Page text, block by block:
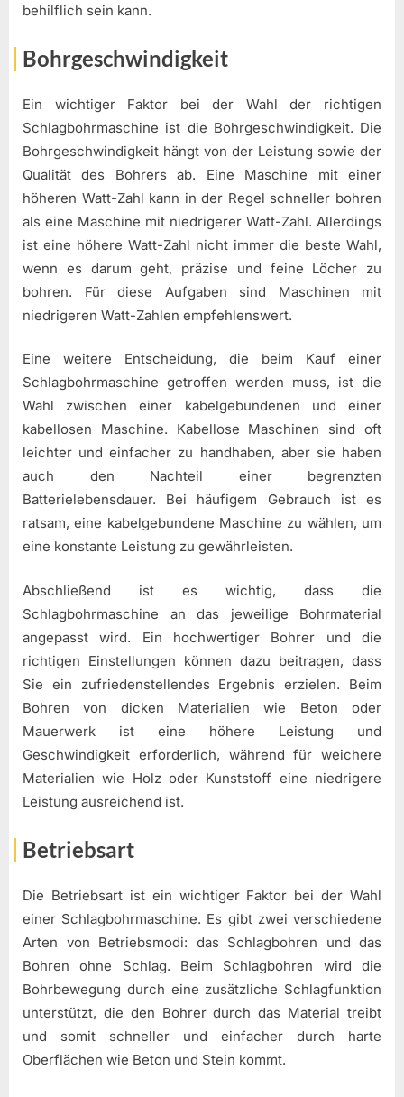
behilflich sein kann.
Bohrgeschwindigkeit
Ein wichtiger Faktor bei der Wahl der richtigen
Schlagbohrmaschine ist die Bohrgeschwindigkeit. Die
Bohrgeschwindigkeit hängt von der Leistung sowie der
Qualität des Bohrers ab. Eine Maschine mit einer
höheren Watt-Zahl kann in der Regel schneller bohren
als eine Maschine mit niedrigerer Watt-Zahl. Allerdings
ist eine höhere Watt-Zahl nicht immer die beste Wahl,
wenn es darum geht, präzise und feine Löcher zu
bohren. Für diese Aufgaben sind Maschinen mit
niedrigeren Watt-Zahlen empfehlenswert.
Eine weitere Entscheidung, die beim Kauf einer
Schlagbohrmaschine getroffen werden muss, ist die
Wahl zwischen einer kabelgebundenen und einer
kabellosen Maschine. Kabellose Maschinen sind oft
leichter und einfacher zu handhaben, aber sie haben
auch den Nachteil einer begrenzten
Batterielebensdauer. Bei häufigem Gebrauch ist es
ratsam, eine kabelgebundene Maschine zu wählen, um
eine konstante Leistung zu gewährleisten.
Abschließend ist es wichtig, dass die
Schlagbohrmaschine an das jeweilige Bohrmaterial
angepasst wird. Ein hochwertiger Bohrer und die
richtigen Einstellungen können dazu beitragen, dass
Sie ein zufriedenstellendes Ergebnis erzielen. Beim
Bohren von dicken Materialien wie Beton oder
Mauerwerk ist eine höhere Leistung und
Geschwindigkeit erforderlich, während für weichere
Materialien wie Holz oder Kunststoff eine niedrigere
Leistung ausreichend ist.
Betriebsart
Die Betriebsart ist ein wichtiger Faktor bei der Wahl
einer Schlagbohrmaschine. Es gibt zwei verschiedene
Arten von Betriebsmodi: das Schlagbohren und das
Bohren ohne Schlag. Beim Schlagbohren wird die
Bohrbewegung durch eine zusätzliche Schlagfunktion
unterstützt, die den Bohrer durch das Material treibt
und somit schneller und einfacher durch harte
Oberflächen wie Beton und Stein kommt.